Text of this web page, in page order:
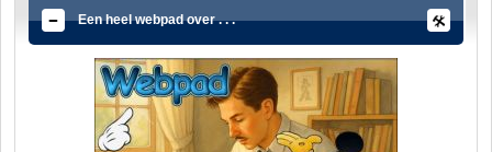
Een heel webpad over . . .